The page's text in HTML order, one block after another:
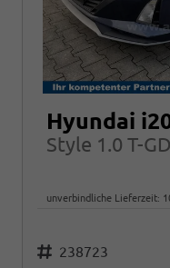
Hyundai
unverbindliche Lieferzeit:
Fahrzeugnr.
238723